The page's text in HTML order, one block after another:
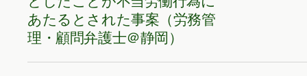
あたるとされた事案（労務管
理・顧問弁護士＠静岡）